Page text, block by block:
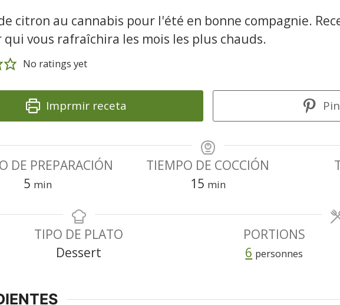
citron au cannabis pour l'été en bonne compagnie.
vous rafraîchira les mois les plus chauds.
No ratings yet
Imprmir receta
DE PREPARACIÓN
5minutes
min
TIEMPO DE COCCIÓN
15minutes
min
TIPO DE PLATO
Dessert
PORTIONS
6 personnes